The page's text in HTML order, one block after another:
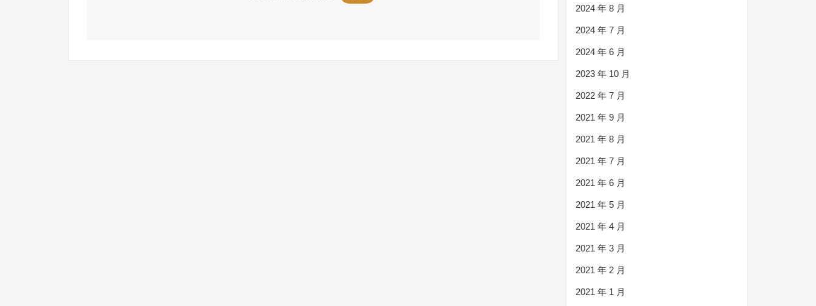
2024 年 8 月
2024 年 7 月
2024 年 6 月
2023 年 10 月
2022 年 7 月
2021 年 9 月
2021 年 8 月
2021 年 7 月
2021 年 6 月
2021 年 5 月
2021 年 4 月
2021 年 3 月
2021 年 2 月
2021 年 1 月